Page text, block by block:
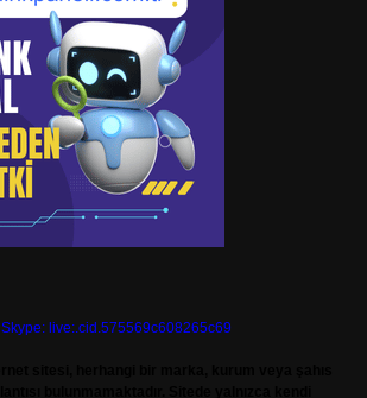
Skype: live:.cid.575569c608265c69